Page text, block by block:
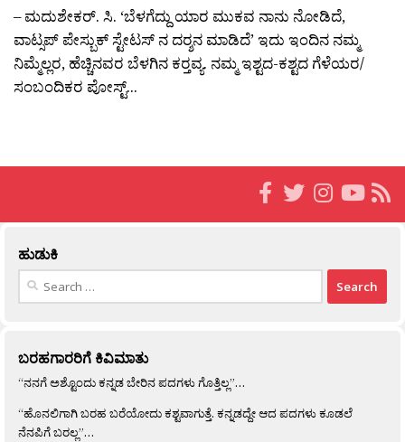
– ಮದುಶೇಕರ್. ಸಿ. ‘ಬೆಳಗೆದ್ದು ಯಾರ ಮುಕವ ನಾನು ನೋಡಿದೆ,
ವಾಟ್ಸಪ್ ಪೇಸ್ಬುಕ್ ಸ್ಟೇಟಸ್ ನ ದರ‍್ಶನ ಮಾಡಿದೆ’ ಇದು ಇಂದಿನ ನಮ್ಮ
ನಿಮ್ಮೆಲ್ಲರ, ಹೆಚ್ಚಿನವರ ಬೆಳಗಿನ ಕರ‍್ತವ್ಯ. ನಮ್ಮ ಇಶ್ಟದ-ಕಶ್ಟದ ಗೆಳೆಯರ/
ಸಂಬಂದಿಕರ ಪೋಸ್ಟ್...
ಹುಡುಕಿ
Search
ಬರಹಗಾರರಿಗೆ ಕಿವಿಮಾತು
“ನನಗೆ ಅಶ್ಟೊಂದು ಕನ್ನಡ ಬೇರಿನ ಪದಗಳು ಗೊತ್ತಿಲ್ಲ”…
“ಹೊನಲಿಗಾಗಿ ಬರಹ ಬರೆಯೋದು ಕಶ್ಟವಾಗುತ್ತೆ. ಕನ್ನಡದ್ದೇ ಆದ ಪದಗಳು ಕೂಡಲೆ
ನೆನಪಿಗೆ ಬರಲ್ಲ”…